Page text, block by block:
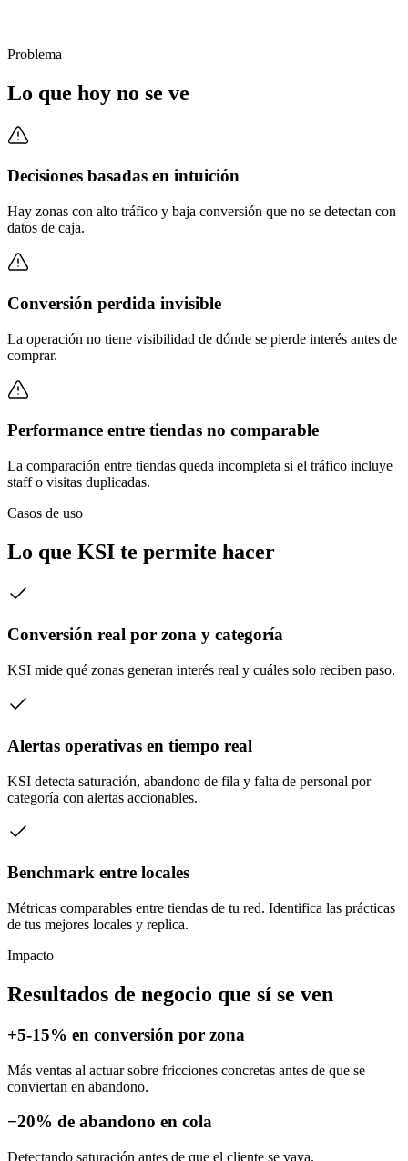
Problema
Lo que hoy no se ve
Decisiones basadas en intuición
Hay zonas con alto tráfico y baja conversión que no se detectan con
datos de caja.
Conversión perdida invisible
La operación no tiene visibilidad de dónde se pierde interés antes de
comprar.
Performance entre tiendas no comparable
La comparación entre tiendas queda incompleta si el tráfico incluye
staff o visitas duplicadas.
Casos de uso
Lo que KSI te permite hacer
Conversión real por zona y categoría
KSI mide qué zonas generan interés real y cuáles solo reciben paso.
Alertas operativas en tiempo real
KSI detecta saturación, abandono de fila y falta de personal por
categoría con alertas accionables.
Benchmark entre locales
Métricas comparables entre tiendas de tu red. Identifica las prácticas
de tus mejores locales y replica.
Impacto
Resultados de negocio que sí se ven
+5-15% en conversión por zona
Más ventas al actuar sobre fricciones concretas antes de que se
conviertan en abandono.
−20% de abandono en cola
Detectando saturación antes de que el cliente se vaya.